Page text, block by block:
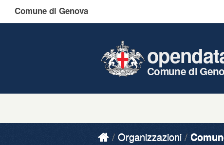
Comune di Genova
Comune di
Organizzazioni